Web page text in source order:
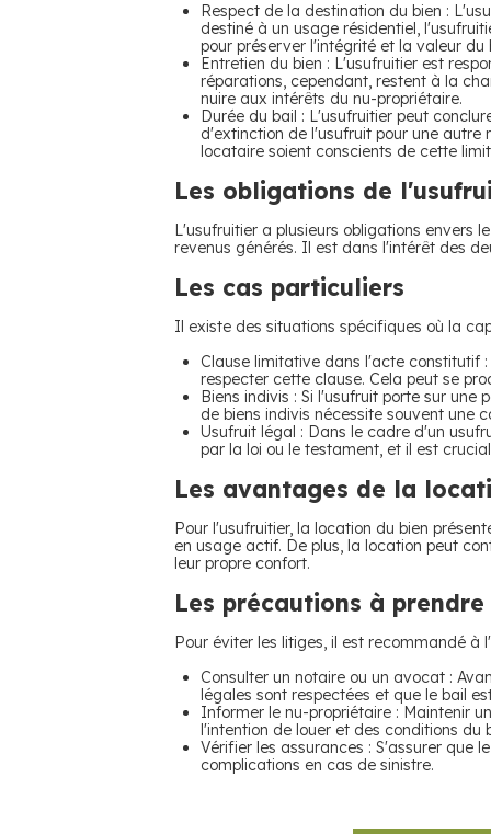
Respect de la destination du bien :
destiné à un usage résidentiel,
pour préserver l'intégrité et la valeur du
Entretien du bien : L'usufruitier est
réparations, cependant, restent à la
nuire aux intérêts du nu-propriétaire.
Durée du bail : L'usufruitier peut
d'extinction de l'usufruit pour une
locataire soient conscients de cette
Les obligations de
L'usufruitier a plusieurs obligations envers
revenus générés. Il est dans l'intérêt des
Les cas particuliers
Il existe des situations spécifiques où la
Clause limitative dans l'acte constitutif
respecter cette clause. Cela peut se
Biens indivis : Si l'usufruit porte sur
de biens indivis nécessite souvent une
Usufruit légal : Dans le cadre d'un
par la loi ou le testament, et il est
Les avantages de la
Pour l'usufruitier, la location du bien
en usage actif. De plus, la location peut
leur propre confort.
Les précautions à prendre
Pour éviter les litiges, il est recommandé à
Consulter un notaire ou un avocat :
légales sont respectées et que le bail
Informer le nu-propriétaire : Maintenir
l'intention de louer et des conditions du
Vérifier les assurances : S'assurer que
complications en cas de sinistre.